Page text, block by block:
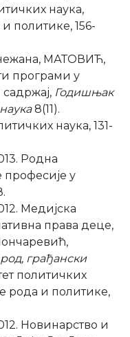
наука,
политике, 156-
МАТОВИЋ,
програми у
Годишњак
8(11).
наука, 131-
Родна
у
Mедијска
права деце,
грађански
политичких
рода и политике,
Новинарство и